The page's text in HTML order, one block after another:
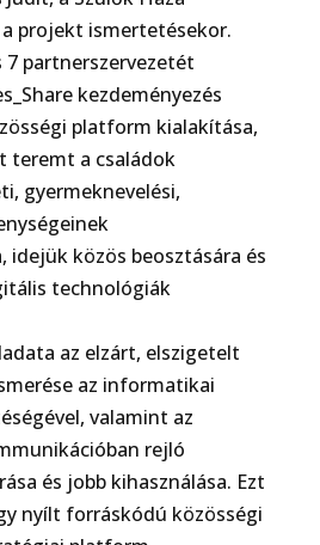
projekt ismertetésekor.
7 partnerszervezetét
kezdeményezés
platform kialakítása,
teremt a családok
gyermeknevelési,
idejük közös beosztására és
technológiák
az elzárt, elszigetelt
az informatikai
valamint az
rejló
és jobb kihasználása. Ezt
nyílt forráskódú közösségi